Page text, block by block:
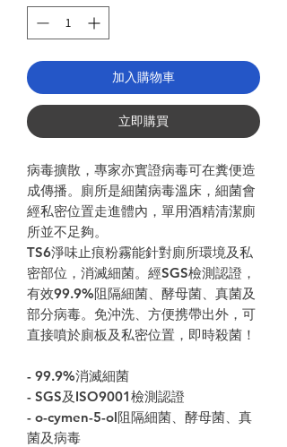
加入購物車
立即購買
病毒擴散，專家亦實證病毒可在糞便造
成傳播。廁所是細菌病毒溫床，細菌會
經私密位置走進體內，單用酒精清潔廁
所並不足夠。
TS6淨味止痕粉霧能針對廁所環境及私
密部位，消滅細菌。經SGS檢測認證，
有效99.9%阻隔細菌、酵母菌、真菌及
部分病毒。免沖洗、方便携帶出外，可
直接噴於廁板及私密位置，即時殺菌！
- 99.9%消滅細菌
- SGS及ISO9001檢測認證
- o-cymen-5-ol阻隔細菌、酵母菌、真
菌及病毒